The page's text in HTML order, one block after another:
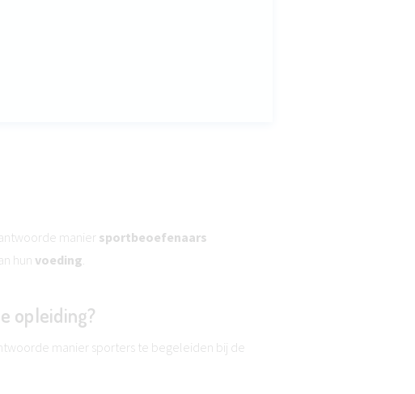
manier sportbeoefenaars
hun voeding.
opleiding?
manier sporters te begeleiden bij de